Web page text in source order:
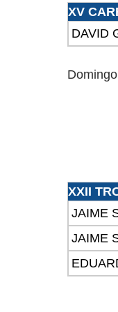
XV
DAVID
XXII
JAIME
JAIME